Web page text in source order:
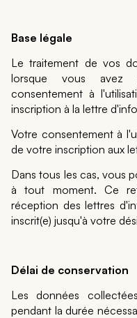
Base légale
Le traitement de vos
lorsque vous avez
consentement à
inscription à la lettre
Votre consentement à
de votre inscription aux
Dans tous les cas, vous
à tout moment. Ce
réception des lettres
inscrit(e) jusqu'à votre
Délai de conservation
Les données
pendant la durée